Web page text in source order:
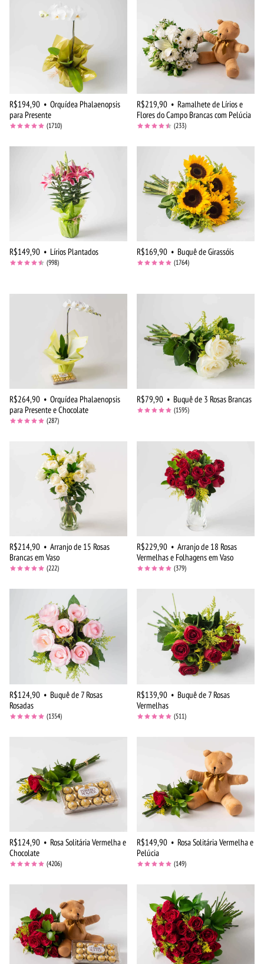
R$194,90 • Orquídea Phalaenopsis
para Presente
(1710)
R$219,90 • Ramalhete de Lírios e
Flores do Campo Brancas com Pelúcia
(233)
R$149,90 • Lírios Plantados
(998)
R$169,90 • Buquê de Girassóis
(1764)
R$264,90 • Orquídea Phalaenopsis
para Presente e Chocolate
(287)
R$79,90 • Buquê de 3 Rosas Brancas
(1595)
R$214,90 • Arranjo de 15 Rosas
Brancas em Vaso
(222)
R$229,90 • Arranjo de 18 Rosas
Vermelhas e Folhagens em Vaso
(379)
R$124,90 • Buquê de 7 Rosas
Rosadas
(1354)
R$139,90 • Buquê de 7 Rosas
Vermelhas
(511)
R$124,90 • Rosa Solitária Vermelha e
Chocolate
(4206)
R$149,90 • Rosa Solitária Vermelha e
Pelúcia
(149)